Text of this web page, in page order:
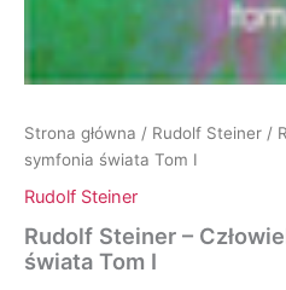
Strona główna / Rudolf Steiner /
symfonia świata Tom I
Rudolf Steiner
Rudolf Steiner –
świata Tom I